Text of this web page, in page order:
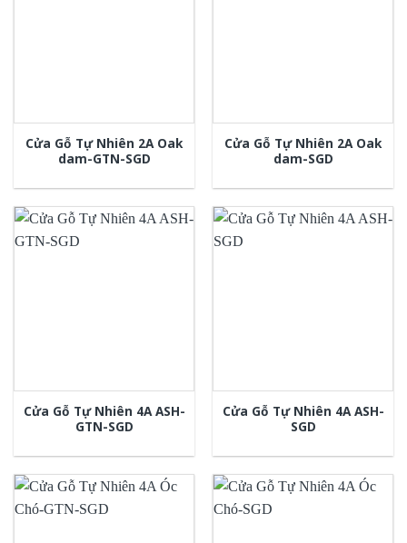
Cửa Gỗ Tự Nhiên 2A Oak
dam-GTN-SGD
Cửa Gỗ Tự Nhiên 2A Oak
dam-SGD
Cửa Gỗ Tự Nhiên 4A ASH-
GTN-SGD
Cửa Gỗ Tự Nhiên 4A ASH-
SGD